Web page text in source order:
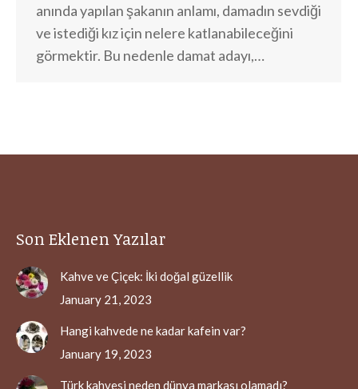
anında yapılan şakanın anlamı, damadın sevdiği
ve istediği kız için nelere katlanabileceğini
görmektir. Bu nedenle damat adayı,…
Son Eklenen Yazılar
Kahve ve Çiçek: İki doğal güzellik
January 21, 2023
Hangi kahvede ne kadar kafein var?
January 19, 2023
Türk kahvesi neden dünya markası olamadı?